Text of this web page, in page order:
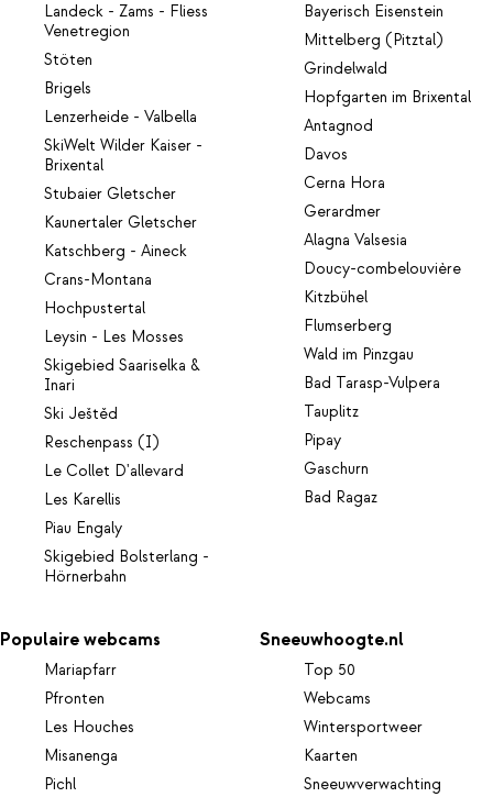
Landeck - Zams - Fliess
Venetregion
Stöten
Brigels
Lenzerheide - Valbella
SkiWelt Wilder Kaiser -
Brixental
Stubaier Gletscher
Kaunertaler Gletscher
Katschberg - Aineck
Crans-Montana
Hochpustertal
Leysin - Les Mosses
Skigebied Saariselka &
Inari
Ski Ještěd
Reschenpass (I)
Le Collet D'allevard
Les Karellis
Piau Engaly
Skigebied Bolsterlang -
Hörnerbahn
Bayerisch Eisenstein
Mittelberg (Pitztal)
Grindelwald
Hopfgarten im Brixental
Antagnod
Davos
Cerna Hora
Gerardmer
Alagna Valsesia
Doucy-combelouvière
Kitzbühel
Flumserberg
Wald im Pinzgau
Bad Tarasp-Vulpera
Tauplitz
Pipay
Gaschurn
Bad Ragaz
Populaire webcams
Mariapfarr
Pfronten
Les Houches
Misanenga
Pichl
Sneeuwhoogte.nl
Top 50
Webcams
Wintersportweer
Kaarten
Sneeuwverwachting